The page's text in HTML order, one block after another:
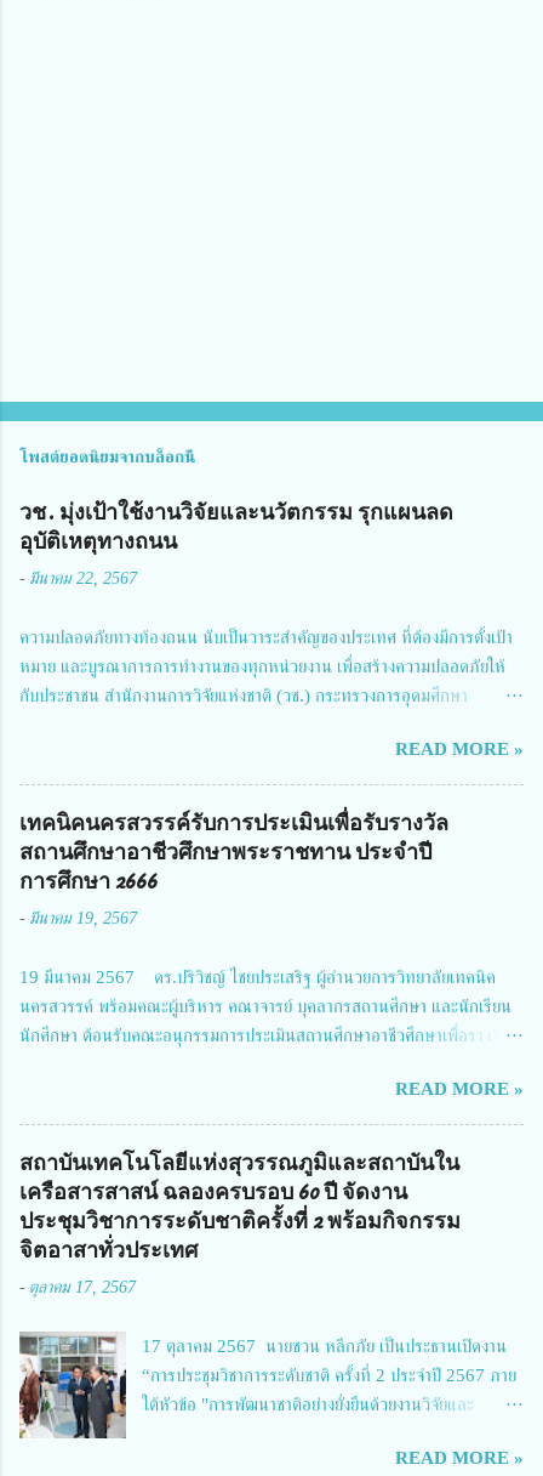
โพสต์ยอดนิยมจากบล็อกนี้
วช. มุ่งเป้าใช้งานวิจัยและนวัตกรรม รุกแผนลด
อุบัติเหตุทางถนน
- มีนาคม 22, 2567
ความปลอดภัยทางท้องถนน นับเป็นวาระสำคัญของประเทศ ที่ต้องมีการตั้งเป้า
หมาย และบูรณาการการทำงานของทุกหน่วยงาน เพื่อสร้างความปลอดภัยให้
กับประชาชน สำนักงานการวิจัยแห่งชาติ (วช.) กระทรวงการอุดมศึกษา
สมาคมวิศวกรรมชีวการแพทย์ไทย จัดการประชุมเผยแพร่ผลการดำเนินงาน
โครงการการวิจัยเชิงปฏิบัติการโดยบูรณาการทุกภาคส่วน เพื่อลดอุบัติเหตุและ
การเสียชีวิตให้สอดคล้องกับเป้าหมายแผนแม่บทฉบับที่ 5 ในวันที่ 22 มีนาคม
2567 โดยมี ดร.วิภารัตน์ ดีอ่อง ผู้อำนวยการสำนักงานการวิจัยแห่งชาติ เป็น
ประธานในพิธีเปิดพร้อมให้นโยบายการผลักดันงานวิจัยเพื่อความปลอดภัยทาง
การประชุมในครั้งนี้ นางสาวสตตกมล เกียรติพานิช ผู้อำนวยการกองบริหารทุน
Richmond Stylish Convention Hotel จังหวัดนนทบุรี ดร.วิภารัตน์ ดีอ่อง
ผู้อำนวยการสำนักงานการวิจัยแห่งชาติ กล่าวว่า วช. ในฐานะหน่วยงานบริหาร
จัดการทุนวิจัยและนวัตกรรมได้เล็งเห็นถึงความสำคัญของกา...
READ MORE »
เทคนิคนครสวรรค์รับการประเมินเพื่อรับรางวัล
สถานศึกษาอาชีวศึกษาพระราชทาน ประจำปี
การศึกษา 2666
- มีนาคม 19, 2567
19 มีนาคม 2567 ดร.ปริวิชญ์ ไชยประเสริฐ ผู้อำนวยการวิทยาลัยเทคนิค
นครสวรรค์ พร้อมคณะผู้บริหาร คณาจารย์ บุคลากรสถานศึกษา และนักเรียน
นักศึกษา ต้อนรับคณะอนุกรรมการประเมินสถานศึกษาอาชีวศึกษาเพื่อรางวัล
นายจักรภพ เนวะมาตย์ ผู้อำนวยการวิทยาลัยเทคนิคตาก ประธานคณะอนุกร
รมการฯ 1.นายวณิชา คณะใน ผู้ทรงคุณวุฒิ 2.นายภัทธาวุธ โพธา ผู้อำนวย
การวิทยาลัยสารพัดช่างกำแพงเพชร 3.นางสาวหัตถาภรณ์ เสาร์เรือน ผู้อำนวย
การวิทยาลัยการอาชีพบ้านตาก 4.นางเพ็ญศรี ขุนทอง ผู้อำนวยการวิทยาลัย
การอาชีพรัตนประสิทธิ์วิทย์ 5.นายธเนศ คงวังทอง ผู้อำนวยการวิทยาลัย
เกษตรและเทคโนโลยีพิจิตร 6.นายชัยณรงค์ คชมาตย์ ผู้อำนวยการวิทยาลัย
8.นายณัฐกฤต ภูทวี รองผู้อำนวยการวิทยาลัยเทคนิคตาก นายจักรภพ กล่าว
ว่า วิทยาลัยเทคนิคนครสวรรค์เป็นสถานศึกษาขนาดใหญ่พิเศษ มีความเป็นมาที่
ยาวนาน มีบุคลากร นักเรียน นักศึกษาจำนวนมาก ต้องการควา...
READ MORE »
สถาบันเทคโนโลยีแห่งสุวรรณภูมิและสถาบันใน
เครือสารสาสน์ ฉลองครบรอบ 60 ปี จัดงาน
ประชุมวิชาการระดับชาติครั้งที่ 2 พร้อมกิจกรรม
จิตอาสาทั่วประเทศ
- ตุลาคม 17, 2567
17 ตุลาคม 2567 นายชวน หลีกภัย เป็นประธานเปิดงาน
“การประชุมวิชาการระดับชาติ ครั้งที่ 2 ประจำปี 2567 ภาย
ใต้หัวข้อ "การพัฒนาชาติอย่างยั่งยืนด้วยงานวิจัยและ
Technology National Conference 2024: 'Towards
READ MORE »